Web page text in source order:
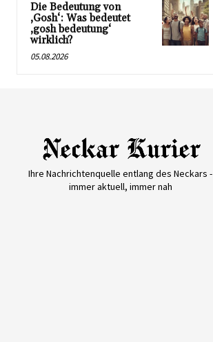
Die Bedeutung von
‚Gosh‘: Was bedeutet
‚gosh bedeutung‘
wirklich?
05.08.2026
Ihre Nachrichtenquelle entlang des Neckars -
immer aktuell, immer nah